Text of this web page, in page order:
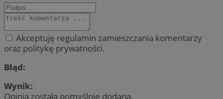
Akceptuję regulamin zamieszczania komentarzy
oraz politykę prywatności.
Błąd:
Wynik:
Opinia została pomyślnie dodana.